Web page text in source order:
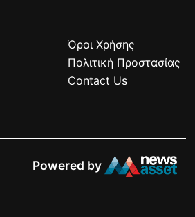
Όροι Χρήσης
Πολιτική Προστασίας
Contact Us
Powered by